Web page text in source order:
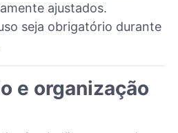
ajustados.
seja obrigatório durante
e organização